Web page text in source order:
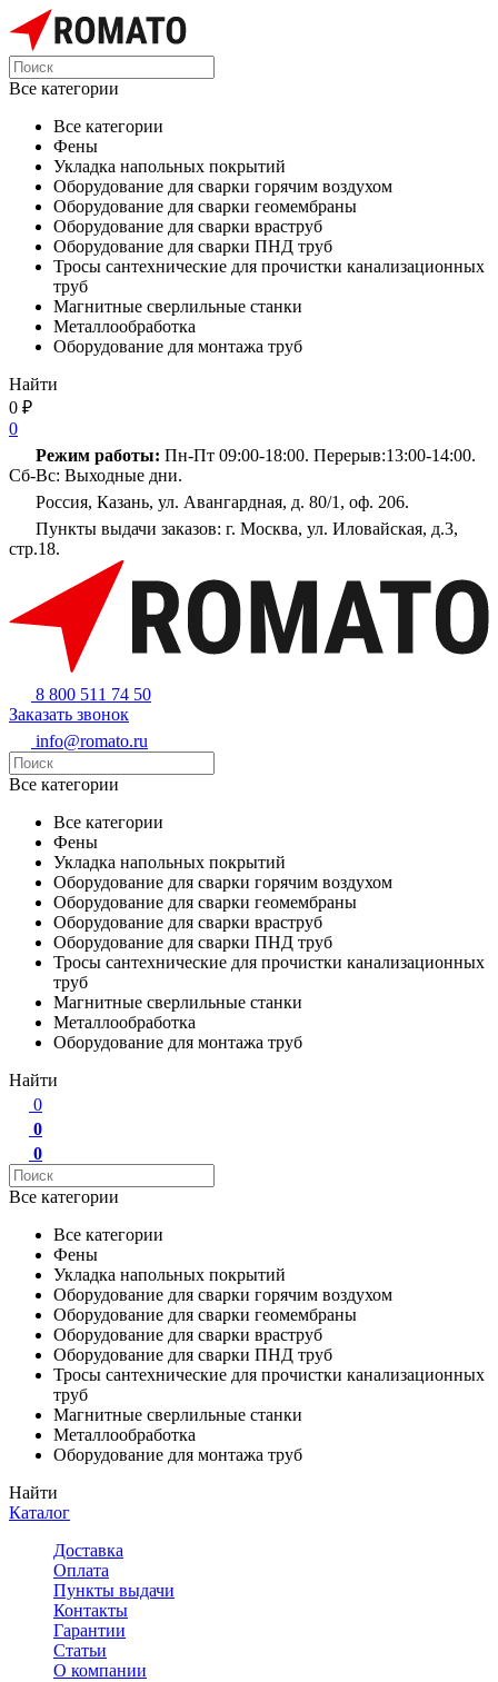
Все категории
Все категории
Фены
Укладка напольных покрытий
Оборудование для сварки горячим воздухом
Оборудование для сварки геомембраны
Оборудование для сварки враструб
Оборудование для сварки ПНД труб
Тросы сантехнические для прочистки канализационных
труб
Магнитные сверлильные станки
Металлообработка
Оборудование для монтажа труб
Найти
0 ₽
0
Режим работы: Пн-Пт 09:00-18:00. Перерыв:13:00-14:00.
Сб-Вс: Выходные дни.
Россия, Казань, ул. Авангардная, д. 80/1, оф. 206.
Пункты выдачи заказов: г. Москва, ул. Иловайская, д.3,
стр.18.
8 800 511 74 50
Заказать звонок
info@romato.ru
Все категории
Все категории
Фены
Укладка напольных покрытий
Оборудование для сварки горячим воздухом
Оборудование для сварки геомембраны
Оборудование для сварки враструб
Оборудование для сварки ПНД труб
Тросы сантехнические для прочистки канализационных
труб
Магнитные сверлильные станки
Металлообработка
Оборудование для монтажа труб
Найти
0
0
0
Все категории
Все категории
Фены
Укладка напольных покрытий
Оборудование для сварки горячим воздухом
Оборудование для сварки геомембраны
Оборудование для сварки враструб
Оборудование для сварки ПНД труб
Тросы сантехнические для прочистки канализационных
труб
Магнитные сверлильные станки
Металлообработка
Оборудование для монтажа труб
Найти
Каталог
Доставка
Оплата
Пункты выдачи
Контакты
Гарантии
Статьи
О компании